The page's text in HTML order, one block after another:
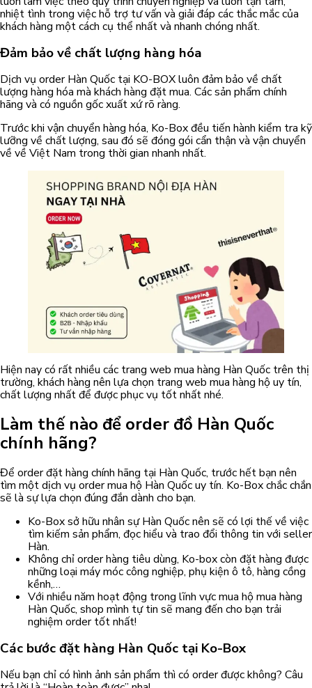
nhiệt tình trong việc hỗ trợ tư vấn và giải đáp các thắc mắc của
khách hàng một cách cụ thể nhất và nhanh chóng nhất.
Đảm bảo về chất lượng hàng hóa
Dịch vụ order Hàn Quốc tại KO-BOX luôn đảm bảo về chất
lượng hàng hóa mà khách hàng đặt mua. Các sản phẩm chính
hãng và có nguồn gốc xuất xứ rõ ràng.
Trước khi vận chuyển hàng hóa, Ko-Box đều tiến hành kiểm tra kỹ
lưỡng về chất lượng, sau đó sẽ đóng gói cẩn thận và vận chuyển
về về Việt Nam trong thời gian nhanh nhất.
Hiện nay có rất nhiều các trang web mua hàng Hàn Quốc trên thị
trường, khách hàng nên lựa chọn trang web mua hàng hộ uy tín,
chất lượng nhất để được phục vụ tốt nhất nhé.
Làm thế nào để order đồ Hàn Quốc
chính hãng?
Để order đặt hàng chính hãng tại Hàn Quốc, trước hết bạn nên
tìm một dịch vụ order mua hộ Hàn Quốc uy tín. Ko-Box chắc chắn
sẽ là sự lựa chọn đúng đắn dành cho bạn.
Ko-Box sở hữu nhân sự Hàn Quốc nên sẽ có lợi thế về việc
tìm kiếm sản phẩm, đọc hiểu và trao đổi thông tin với seller
Hàn.
Không chỉ order hàng tiêu dùng, Ko-box còn đặt hàng được
những loại máy móc công nghiệp, phụ kiện ô tô, hàng cồng
kềnh,…
Với nhiều năm hoạt động trong lĩnh vực mua hộ mua hàng
Hàn Quốc, shop mình tự tin sẽ mang đến cho bạn trải
nghiệm order tốt nhất!
Các bước đặt hàng Hàn Quốc tại Ko-Box
Nếu bạn chỉ có hình ảnh sản phẩm thì có order được không? Câu